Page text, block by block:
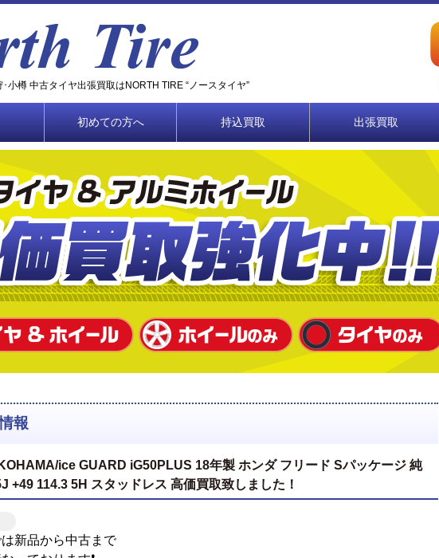
小樽 中古タイヤ出張買取はNORTH TIRE “ノースタイヤ”
初めての方へ 持込買取 出張買取
報
ice GUARD iG50PLUS 18年製 ホンダ フリード Sパッケージ 純
+49 114.3 5H スタッドレス 高価買取致しました！
新品から中古まで